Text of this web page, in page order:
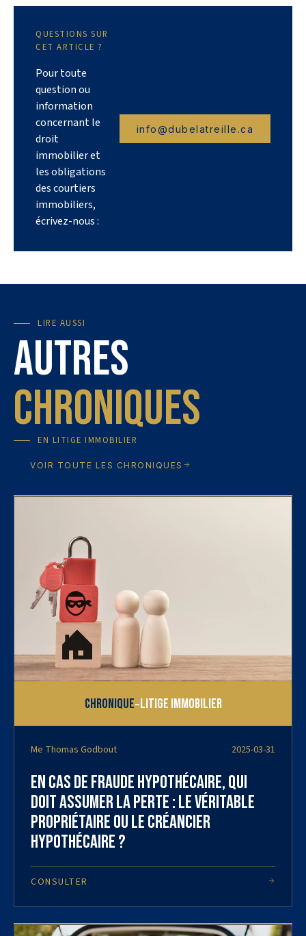
QUESTIONS SUR
CET ARTICLE ?
Pour toute
question ou
information
concernant le
droit
immobilier et
les obligations
des courtiers
immobiliers,
écrivez-nous :
info@dubelatreille.ca
LIRE AUSSI
Autres
Chroniques
EN LITIGE IMMOBILIER
VOIR TOUTE LES CHRONIQUES
Chronique-Litige immobilier
Me Thomas Godbout 2025-03-31
En cas de fraude hypothécaire, qui
doit assumer la perte : le véritable
propriétaire ou le créancier
hypothécaire ?
CONSULTER